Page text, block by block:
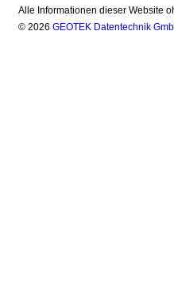
Alle Informationen dieser Website
© 2026GEOTEK Datentechnik